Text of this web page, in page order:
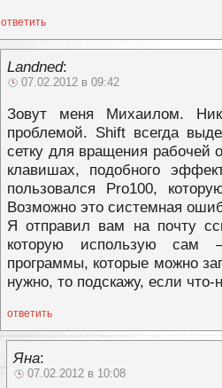
ответить
Landned:
07.02.2012 в 09:42
Зовут меня Михаилом.
проблемой. Shift всегда
сетку для вращения
клавишах, подобного
пользовался Pro100,
Возможно это системная
Я отправил вам на почту
которую использую
программы, которые можно
нужно, то подскажу, если что-
ответить
Яна:
07.02.2012 в 10:08